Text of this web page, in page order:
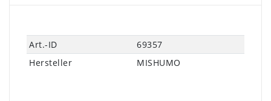
Technisches
Merkmal
Wert
Art.-ID
69357
Hersteller
MISHUMO